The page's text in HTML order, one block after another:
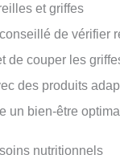
et griffes
de vérifier
de couper les
des produits
un bien-être
nutritionnels